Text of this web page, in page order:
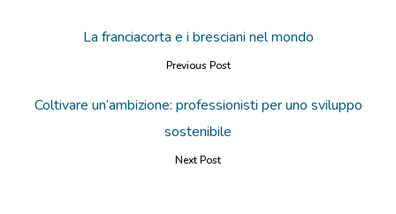
La franciacorta e i bresciani nel mondo
Previous Post
Coltivare un’ambizione: professionisti per uno sviluppo
sostenibile
Next Post